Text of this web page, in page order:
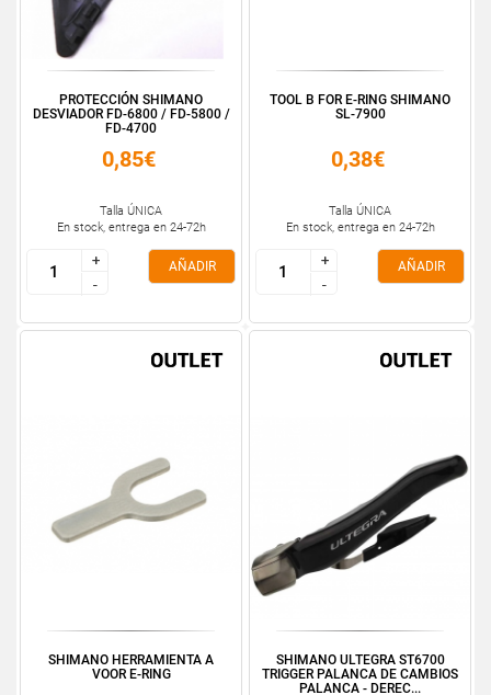
PROTECCIÓN SHIMANO
DESVIADOR FD-6800 / FD-5800 /
FD-4700
0,85€
Talla ÚNICA
En stock, entrega en 24-72h
+
-
+
-
AÑADIR
TOOL B FOR E-RING SHIMANO
SL-7900
0,38€
Talla ÚNICA
En stock, entrega en 24-72h
+
-
+
-
AÑADIR
SHIMANO HERRAMIENTA A
VOOR E-RING
SHIMANO ULTEGRA ST6700
TRIGGER PALANCA DE CAMBIOS
PALANCA - DEREC...